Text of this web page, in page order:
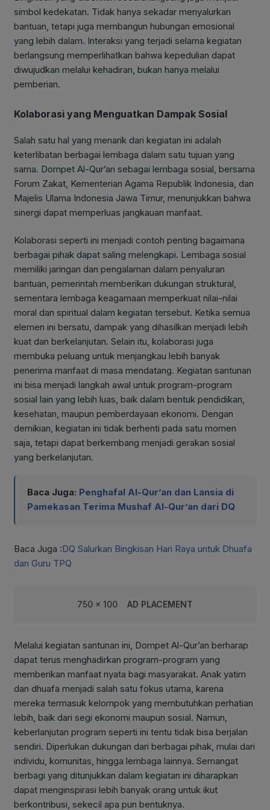
simbol kedekatan. Tidak hanya sekadar menyalurkan
bantuan, tetapi juga membangun hubungan emosional
yang lebih dalam. Interaksi yang terjadi selama kegiatan
berlangsung memperlihatkan bahwa kepedulian dapat
diwujudkan melalui kehadiran, bukan hanya melalui
pemberian.
Kolaborasi yang Menguatkan Dampak Sosial
Salah satu hal yang menarik dari kegiatan ini adalah
keterlibatan berbagai lembaga dalam satu tujuan yang
sama. Dompet Al-Qur’an sebagai lembaga sosial, bersama
Forum Zakat Kementerian Agama Republik Indonesia , dan
Majelis Ulama Indonesia Jawa Timur, menunjukkan bahwa
sinergi dapat memperluas jangkauan manfaat.
Kolaborasi seperti ini menjadi contoh penting bagaimana
berbagai pihak dapat saling melengkapi. Lembaga sosial
memiliki jaringan dan pengalaman dalam penyaluran
bantuan, pemerintah memberikan dukungan struktural,
sementara lembaga keagamaan memperkuat nilai-nilai
moral dan spiritual dalam kegiatan tersebut. Ketika semua
elemen ini bersatu, dampak yang dihasilkan menjadi lebih
kuat dan berkelanjutan. Selain itu, kolaborasi juga
membuka peluang untuk menjangkau lebih banyak
penerima manfaat di masa mendatang. Kegiatan santunan
ini bisa menjadi langkah awal untuk program-program
sosial lain yang lebih luas, baik dalam bentuk pendidikan,
kesehatan, maupun pemberdayaan ekonomi. Dengan
demikian, kegiatan ini tidak berhenti pada satu momen
saja, tetapi dapat berkembang menjadi gerakan sosial
yang berkelanjutan.
Baca Juga: Penghafal Al-Qur’an dan Lansia di
Pamekasan Terima Mushaf Al-Qur’an dari DQ
Baca Juga :DQ Salurkan Bingkisan Hari Raya untuk Dhuafa
dan Guru TPQ
750 x 100 AD PLACEMENT
Melalui kegiatan santunan ini, Dompet Al-Qur’an berharap
dapat terus menghadirkan program-program yang
memberikan manfaat nyata bagi masyarakat. Anak yatim
dan dhuafa menjadi salah satu fokus utama, karena
mereka termasuk kelompok yang membutuhkan perhatian
lebih, baik dari segi ekonomi maupun sosial. Namun,
keberlanjutan program seperti ini tentu tidak bisa berjalan
sendiri. Diperlukan dukungan dari berbagai pihak, mulai dari
individu, komunitas, hingga lembaga lainnya. Semangat
berbagi yang ditunjukkan dalam kegiatan ini diharapkan
dapat menginspirasi lebih banyak orang untuk ikut
berkontribusi, sekecil apa pun bentuknya.